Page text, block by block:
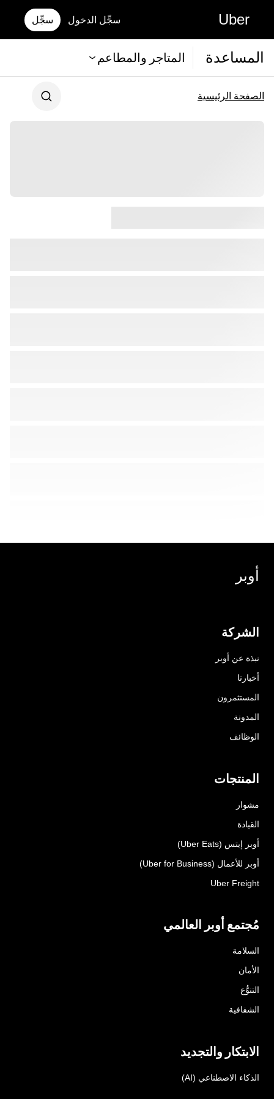
Uber سجِّل الدخول سجِّل
المساعدة المتاجر والمطاعم
الصفحة الرئيسية
أوبر
الشركة
نبذة عن أوبر
أخبارنا
المستثمرون
المدونة
الوظائف
المنتجات
مشوار
القيادة
أوبر إيتس (Uber Eats)
أوبر للأعمال (Uber for Business)
Uber Freight
مُجتمع أوبر العالمي
السلامة
الأمان
التنوُّع
الشفافية
الابتكار والتجديد
الذكاء الاصطناعي (AI)